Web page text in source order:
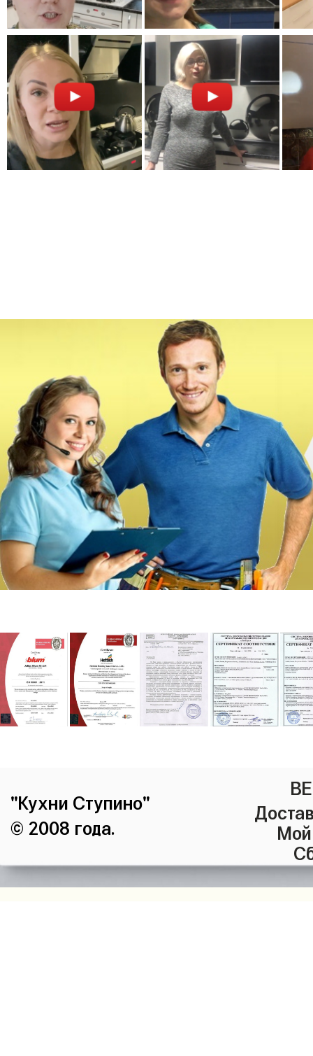
"Кухни Ступино"
© 2008 года.